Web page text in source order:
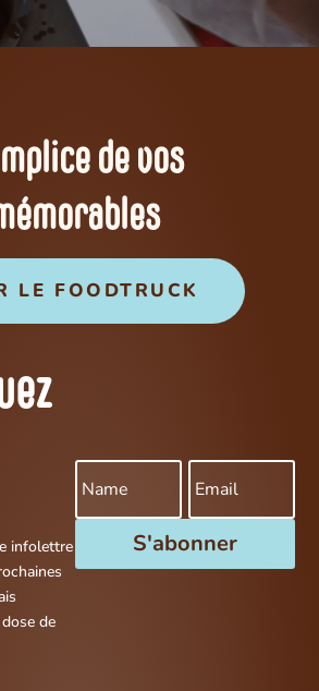
de vos
LE FOODTRUCK
infolettre
de
S'abonner